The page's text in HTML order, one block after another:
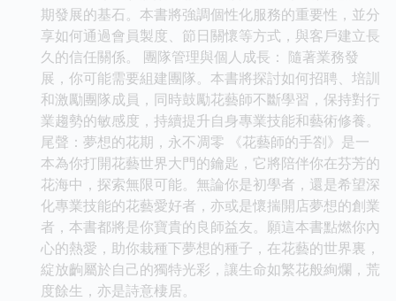
期發展的基石。本書將強調個性化服務的重要性，並分
享如何通過會員製度、節日關懷等方式，與客戶建立長
久的信任關係。 團隊管理與個人成長： 隨著業務發
展，你可能需要組建團隊。本書將探討如何招聘、培訓
和激勵團隊成員，同時鼓勵花藝師不斷學習，保持對行
業趨勢的敏感度，持續提升自身專業技能和藝術修養。
尾聲：夢想的花期，永不凋零 《花藝師的手劄》是一
本為你打開花藝世界大門的鑰匙，它將陪伴你在芬芳的
花海中，探索無限可能。無論你是初學者，還是希望深
化專業技能的花藝愛好者，亦或是懷揣開店夢想的創業
者，本書都將是你寶貴的良師益友。願這本書點燃你內
心的熱愛，助你栽種下夢想的種子，在花藝的世界裏，
綻放齣屬於自己的獨特光彩，讓生命如繁花般絢爛，荒
度餘生，亦是詩意棲居。